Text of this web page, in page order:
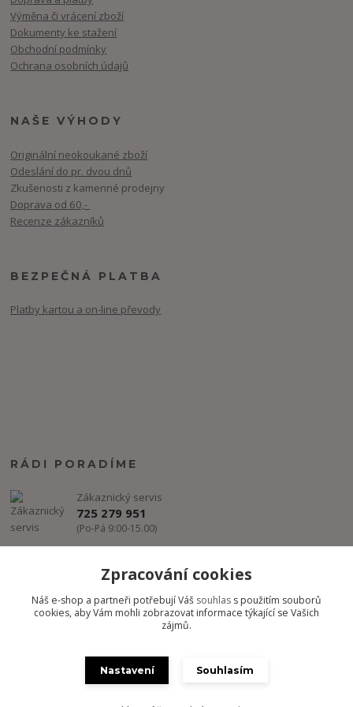
Výměna či vrácení zboží
Dokumenty ke stažení
Obchodní podmínky
Ochrana osobních údajů
NAŠE VÝHODY
Originální neokoukané zboží
Odeslání do pr. dvou dnů
Zkušenosti z kamenné prodejny
Doprava od 60,-
Recenze zákazníků
BEZPEČNÁ PLATBA
Platby kartou a on-line převody
RÁDI PORADÍME
Zákaznický servis
725 279 951
(Po-Pá 9:00-15.00)
Copyright @ FREESTYLE-DANCE.CZ 2012-2024 - Všechny práva
Zpracování cookies
Náš e-shop a partneři potřebují Váš souhlas s použitím souborů
cookies, aby Vám mohli zobrazovat informace týkající se Vašich
zájmů.
Nastavení Souhlasím